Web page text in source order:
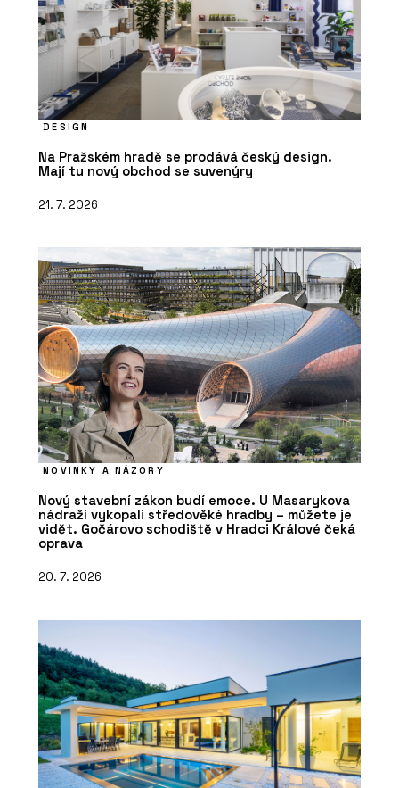
DESIGN
Na Pražském hradě se prodává český design.
Mají tu nový obchod se suvenýry
21. 7. 2026
NOVINKY A NÁZORY
Nový stavební zákon budí emoce. U Masarykova
nádraží vykopali středověké hradby – můžete je
vidět. Gočárovo schodiště v Hradci Králové čeká
oprava
20. 7. 2026